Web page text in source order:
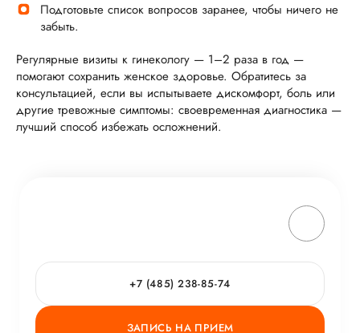
Подготовьте список вопросов заранее, чтобы ничего не
забыть.
Регулярные визиты к гинекологу — 1–2 раза в год —
помогают сохранить женское здоровье. Обратитесь за
консультацией, если вы испытываете дискомфорт, боль или
другие тревожные симптомы: своевременная диагностика —
лучший способ избежать осложнений.
+7 (485) 238-85-74
ЗАПИСЬ НА ПРИЕМ